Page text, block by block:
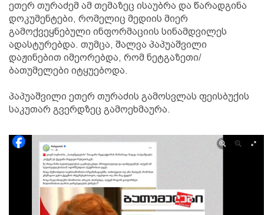
ეთერ თურაძემ ამ თემაზეც ისაუბრა და წარადგინა
დოკუმენტები, რომელიც მედიის მიერ
გამოქვეყნებული ინფორმაციის სინამდვილეს
ადასტურებდა. თუმცა, შალვა პაპუაშვილი
დაჟინებით იმეორებდა, რომ ნეტგაზეთი/
ბათუმელები იტყუებოდა.
პაპუაშვილი ეთერ თურაძის გამოსვლას ფეისბუქის
საკუთარ გვერდზეც გამოეხმაურა.